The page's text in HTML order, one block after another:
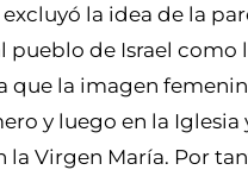
la idea de la
pueblo de Israel como
que la imagen
y luego en la Iglesia
la Virgen María. Por